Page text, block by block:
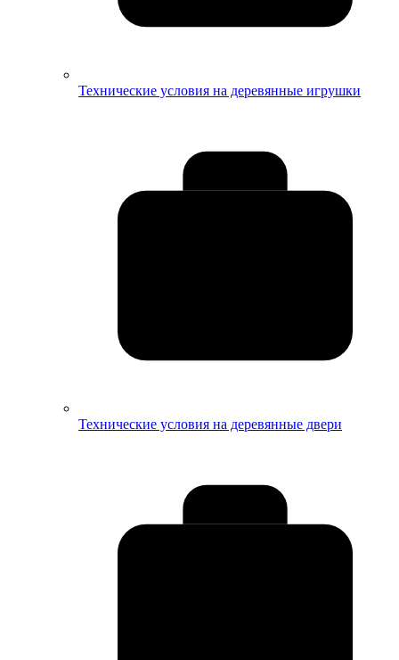
Технические условия на деревянные игрушки
Технические условия на деревянные двери